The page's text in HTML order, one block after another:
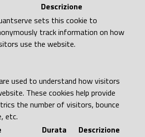
Descrizione
sets this cookie to
track information on how
use the website.
used to understand how visitors
These cookies help provide
the number of visitors, bounce
etc.
Durata Descrizione